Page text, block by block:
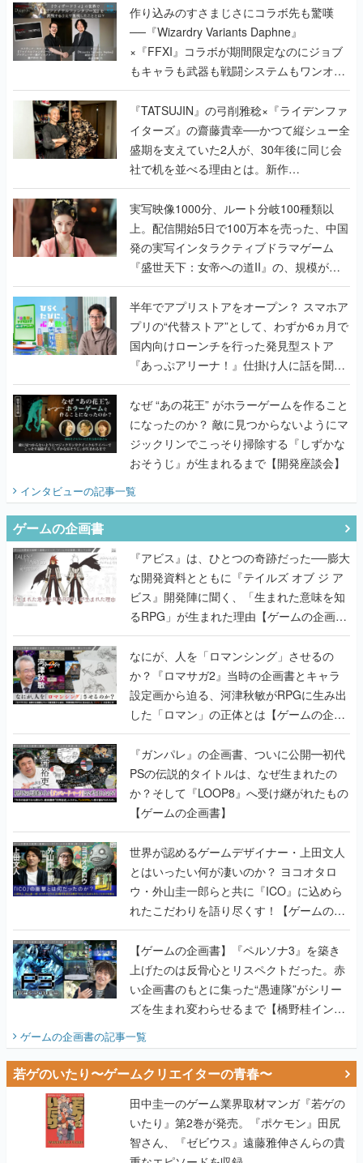
作り込みのすさまじさにコラボ先も驚嘆
──『Wizardry Variants Daphne』
×『FFXI』コラボが期間限定なのにジョブ
もキャラも武器も戦闘システムもワンオフ
で作り込まれた理由を両ディレクターに聞
く
『TATSUJIN』の弓削雅稔×『ライデンファ
イターズ』の齋藤貴幸──かつて縦シュー全
盛期を支えていた2人が、30年後に同じ会
社で机を並べる理由とは。新作
『TATSUJIN EXTREME』で初タッグを組
んだレジェンド2人に訊く開発秘話
実写映像1000分、ルート分岐100種類以
上。配信開始5日で100万本を売った、中国
発の実写インタラクティブドラマゲーム
『盛世天下：女帝への道II』の、規模が違
うこだわりをプロデューサーに聞いた
半年でアプリストアをオープン？ スマホア
プリの“代替ストア”として、わずか6ヵ月で
国内向けローンチを行った発見型ストア
『あっぷアリーナ！』仕掛け人に話を聞い
てみた
なぜ “あの花王” がホラーゲームを作ること
になったのか？ 敵に見つからないようにマ
ジックリンでこっそり掃除する『しずかな
おそうじ』が生まれるまで【開発座談会】
インタビューの記事一覧
ゲームの企画書
『アビス』は、ひとつの奇跡だった──膨大
な開発資料とともに『テイルズ オブ ジ ア
ビス』開発陣に聞く、「生まれた意味を知
るRPG」が生まれた理由【ゲームの企画
書】
なにが、人を「ロマンシング」させるの
か？『ロマサガ2』当時の企画書とキャラ
設定画から迫る、河津秋敏がRPGに生み出
した「ロマン」の正体とは【ゲームの企画
書】
『ガンパレ』の企画書、ついに公開━初代
PSの伝説的タイトルは、なぜ生まれたの
か？そして『LOOP8』へ受け継がれたもの
【ゲームの企画書】
世界が認めるゲームデザイナー・上田文人
とはいったい何が凄いのか？ ヨコオタロ
ウ・外山圭一郎らと共に『ICO』に込めら
れたこだわりを語り尽くす！【ゲームの企
画書】
【ゲームの企画書】『ペルソナ3』を築き
上げたのは反骨心とリスペクトだった。赤
い企画書のもとに集った“愚連隊”がシリー
ズを生まれ変わらせるまで【橋野桂インタ
ゲームの企画書の記事一覧
若ゲのいたり〜ゲームクリエイターの青春〜
田中圭一のゲーム業界取材マンガ『若ゲの
いたり』第2巻が発売。『ポケモン』田尻
智さん、『ゼビウス』遠藤雅伸さんらの貴